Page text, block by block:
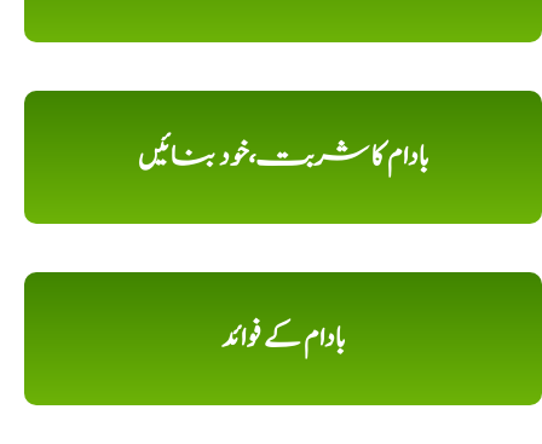
بادام کا شربت،خود بنائیں
بادام کے فوائد